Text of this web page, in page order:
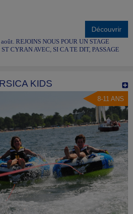
Découvrir
REJOINS NOUS POUR UN STAGE
CYRAN AVEC, SI CA TE DIT, PASSAGE
KIDS
8-11 ANS